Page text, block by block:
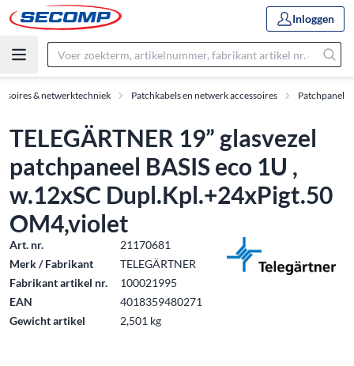
Inloggen
& netwerktechniek Patchkabels en netwerk accessoires Patchpanel
TELEGÄRTNER 19” glasvezel
patchpaneel BASIS eco 1U ,
w.12xSC Dupl.Kpl.+24xPigt.50
OM4,violet
Art. nr.
21170681
Merk / Fabrikant
TELEGÄRTNER
Fabrikant artikel nr.
100021995
EAN
4018359480271
Gewicht artikel
2,501 kg